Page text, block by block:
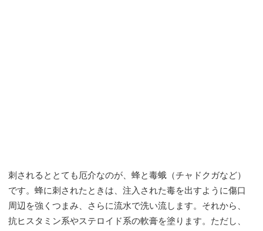
刺されるととても厄介なのが、蜂と毒蛾（チャドクガなど）
です。蜂に刺されたときは、注入された毒を出すように傷口
周辺を強くつまみ、さらに流水で洗い流します。それから、
抗ヒスタミン系やステロイド系の軟膏を塗ります。ただし、